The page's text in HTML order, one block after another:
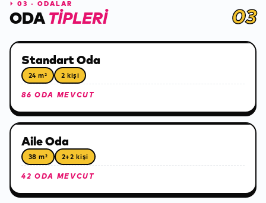
⏵ 03 · ODALAR
ODA TIPLERI 03
Standart Oda
24 m² 2 kişi
86 ODA MEVCUT
Aile Oda
38 m² 2+2 kişi
42 ODA MEVCUT